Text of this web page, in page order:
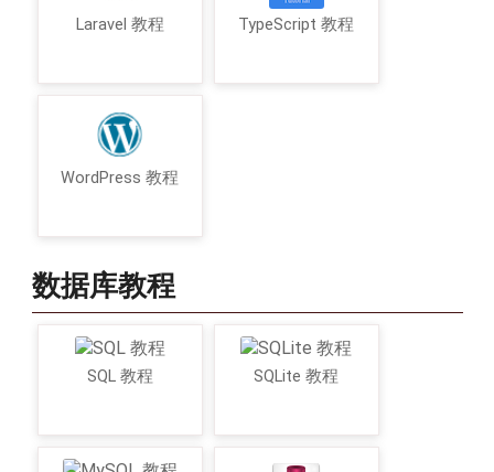
Laravel 教程 TypeScript 教程
WordPress 教程
数据库教程
SQL 教程 SQLite 教程